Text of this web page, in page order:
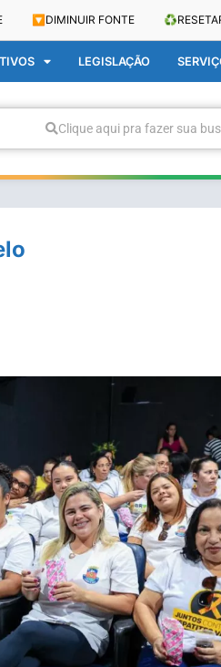
🔽 DIMINUIR FONTE ♻️
LEGISLAÇÃO
Clique aqui pra fazer sua